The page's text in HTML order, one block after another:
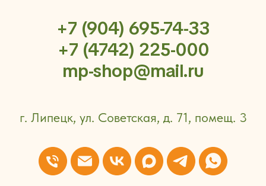
+7 (904) 695-74-33
+7 (4742) 225-000
mp-shop@mail.ru
г. Липецк, ул. Советская, д. 71, помещ. 3